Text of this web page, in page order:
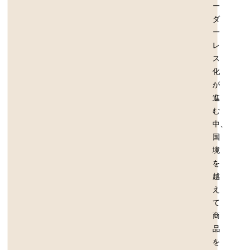
ー
ダ
ー
レ
ス
化
が
進
む
中
国
境
を
越
え
て
商
品
を